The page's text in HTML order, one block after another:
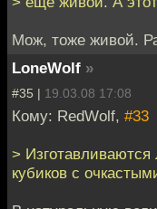
Мож, тоже живой.
LoneWolf »
#35 | 19.03.08 17:08
Кому: RedWolf, #33
>
кубиков с